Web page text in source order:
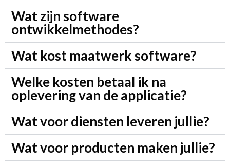
Wat zijn software
ontwikkelmethodes?
Wat kost maatwerk software?
Welke kosten betaal ik na
oplevering van de applicatie?
Wat voor diensten leveren jullie?
Wat voor producten maken jullie?